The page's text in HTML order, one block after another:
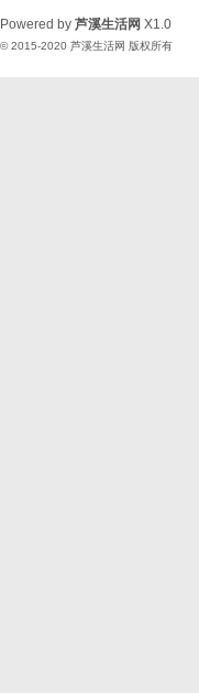
Powered by 芦溪生活网 X1.0
© 2015-2020 芦溪生活网 版权所有